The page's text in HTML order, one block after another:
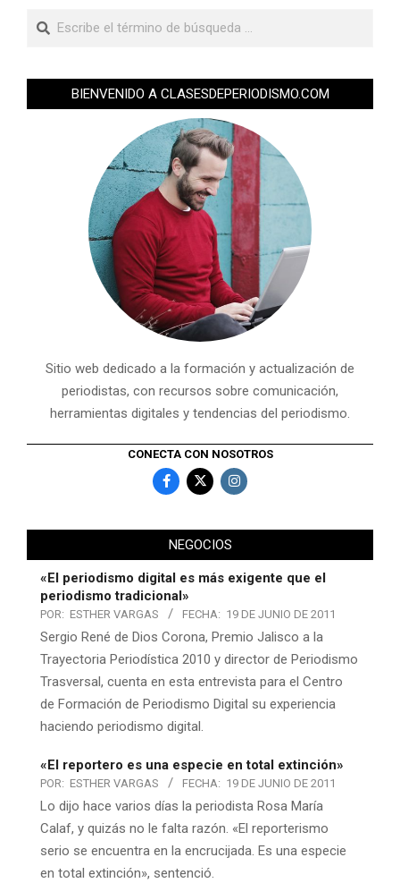
BIENVENIDO A CLASESDEPERIODISMO.COM
Sitio web dedicado a la formación y actualización de
periodistas, con recursos sobre comunicación,
herramientas digitales y tendencias del periodismo.
CONECTA CON NOSOTROS
NEGOCIOS
«El periodismo digital es más exigente que el
periodismo tradicional»
POR: ESTHER VARGAS FECHA: 19 DE JUNIO DE 2011
Sergio René de Dios Corona, Premio Jalisco a la
Trayectoria Periodística 2010 y director de Periodismo
Trasversal, cuenta en esta entrevista para el Centro
de Formación de Periodismo Digital su experiencia
haciendo periodismo digital.
«El reportero es una especie en total extinción»
POR: ESTHER VARGAS FECHA: 19 DE JUNIO DE 2011
Lo dijo hace varios días la periodista Rosa María
Calaf, y quizás no le falta razón. «El reporterismo
serio se encuentra en la encrucijada. Es una especie
en total extinción», sentenció.